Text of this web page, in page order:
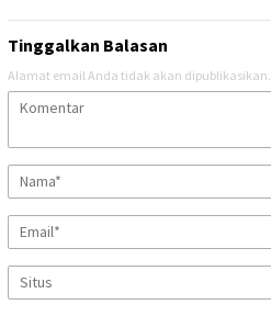
Tinggalkan Balasan
Alamat email Anda tidak akan dipublikasikan.